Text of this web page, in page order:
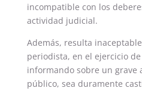
incompatible con los
actividad judicial.
Además, resulta
periodista, en el ejercicio
informando sobre un grave
público, sea duramente